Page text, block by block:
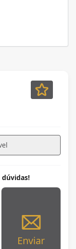
dúvidas!
Enviar